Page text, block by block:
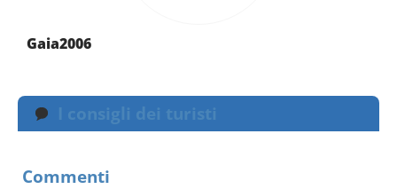
Gaia2006
I consigli dei turisti
Commenti